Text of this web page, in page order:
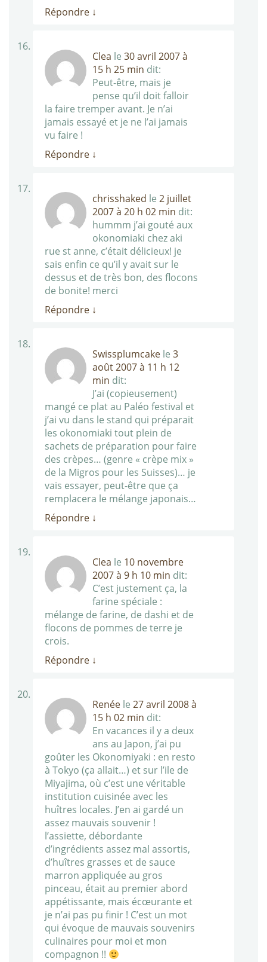
Répondre ↓
Clea le 30 avril 2007 à
15 h 25 min dit:
Peut-être, mais je
pense qu’il doit falloir
la faire tremper avant. Je n’ai
jamais essayé et je ne l’ai jamais
vu faire !
Répondre ↓
chrisshaked le 2 juillet
2007 à 20 h 02 min dit:
hummm j’ai gouté aux
okonomiaki chez aki
rue st anne, c’était délicieux! je
sais enfin ce qu’il y avait sur le
dessus et de très bon, des flocons
de bonite! merci
Répondre ↓
Swissplumcake le 3
août 2007 à 11 h 12
min dit:
J’ai (copieusement)
mangé ce plat au Paléo festival et
j’ai vu dans le stand qui préparait
les okonomiaki tout plein de
sachets de préparation pour faire
des crèpes… (genre « crèpe mix »
de la Migros pour les Suisses)… je
vais essayer, peut-être que ça
remplacera le mélange japonais…
Répondre ↓
Clea le 10 novembre
2007 à 9 h 10 min dit:
C’est justement ça, la
farine spéciale :
mélange de farine, de dashi et de
flocons de pommes de terre je
crois.
Répondre ↓
Renée le 27 avril 2008 à
15 h 02 min dit:
En vacances il y a deux
ans au Japon, j’ai pu
goûter les Okonomiyaki : en resto
à Tokyo (ça allait…) et sur l’ile de
Miyajima, où c’est une véritable
institution cuisinée avec les
huîtres locales. J’en ai gardé un
assez mauvais souvenir !
l’assiette, débordante
d’ingrédients assez mal assortis,
d’huîtres grasses et de sauce
marron appliquée au gros
pinceau, était au premier abord
appétissante, mais écœurante et
je n’ai pas pu finir ! C’est un mot
qui évoque de mauvais souvenirs
culinaires pour moi et mon
compagnon !!